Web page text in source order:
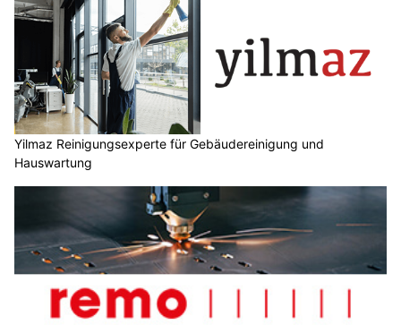
Yilmaz Reinigungsexperte für Gebäudereinigung und
Hauswartung